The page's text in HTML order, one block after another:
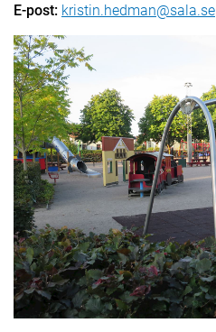
E-post: kristin.hedman@sala.se